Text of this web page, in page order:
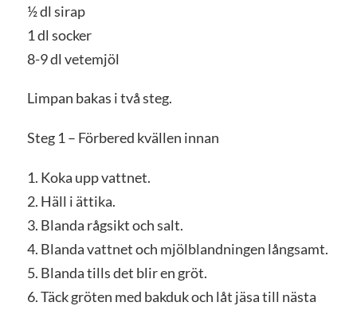
½ dl sirap
1 dl socker
8-9 dl vetemjöl
Limpan bakas i två steg.
Steg 1 – Förbered kvällen innan
1. Koka upp vattnet.
2. Häll i ättika.
3. Blanda rågsikt och salt.
4. Blanda vattnet och mjölblandningen långsamt.
5. Blanda tills det blir en gröt.
6. Täck gröten med bakduk och låt jäsa till nästa